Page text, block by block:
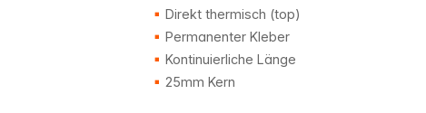
Direkt thermisch (top)
Permanenter Kleber
Kontinuierliche Länge
25mm Kern